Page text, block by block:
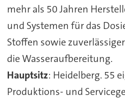
mehr als 50 Jahren
und Systemen für das
Stoffen sowie
die Wasseraufbereitung.
Hauptsitz: Heidelberg. 55
Produktions- und